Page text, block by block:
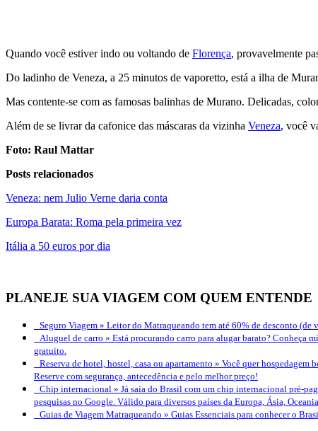
Quando você estiver indo ou voltando de Florença, provavelmente
Do ladinho de Veneza, a 25 minutos de vaporetto, está a ilha de
Mas contente-se com as famosas balinhas de Murano. Delicadas,
Além de se livrar da cafonice das máscaras da vizinha Veneza, você
Foto: Raul Mattar
Posts relacionados
Veneza: nem Julio Verne daria conta
Europa Barata: Roma pela primeira vez
Itália a 50 euros por dia
PLANEJE SUA VIAGEM COM QUEM ENTENDE
Seguro Viagem » Leitor do Matraqueando tem até 60% de desconto (de
Aluguel de carro » Está procurando carro para alugar barato? Conheça
gratuito.
Reserva de hotel, hostel, casa ou apartamento » Você quer hospedagem
Reserve com segurança, antecedência e pelo melhor preço!
Chip internacional » Já saia do Brasil com um chip internacional pré-
pesquisas no Google. Válido para diversos países da Europa, Ásia,
Guias de Viagem Matraqueando » Guias Essenciais para conhecer o